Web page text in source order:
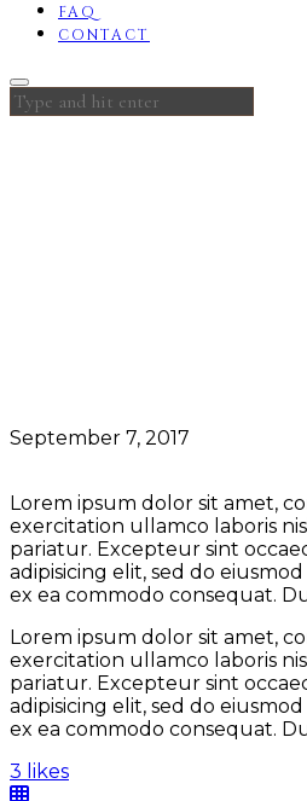
FAQ
CONTACT
September 7, 2017
Lorem ipsum dolor sit amet,
exercitation ullamco laboris
pariatur. Excepteur sint
adipisicing elit, sed do
ex ea commodo consequat.
Lorem ipsum dolor sit amet,
exercitation ullamco laboris
pariatur. Excepteur sint
adipisicing elit, sed do
ex ea commodo consequat.
3 likes